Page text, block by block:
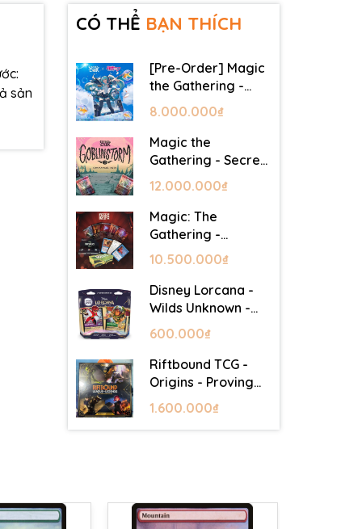
sản
CÓ THỂ BẠN THÍCH
[Pre-Order] Magic
the Gathering -
Secret Lair -
Commander Deck:
Hatsune Miku
8.000.000₫
Magic the
Gathering - Secret
Lair - Commander
Deck: Goblin Storm
12.000.000₫
Magic: The
Gathering -
Mystery Booster 2
- Festival in a Box
(Las Vegas 2026)
10.500.000₫
Disney Lorcana -
Wilds Unknown -
Starter Set
600.000₫
Riftbound TCG -
Origins - Proving
Grounds Box Set
1.600.000₫